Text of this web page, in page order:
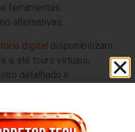
ferramentas
alternativas.
digital disponibilizam
e até tours virtuais,
detalhado e
alguma etapa presencial,
reduzindo a